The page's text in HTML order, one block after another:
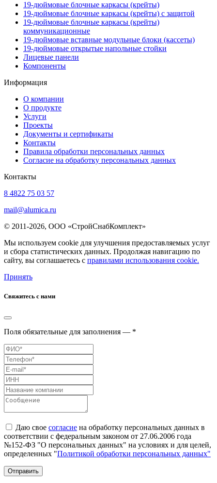
19-дюймовые блочные каркасы (крейты)
19-дюймовые блочные каркасы (крейты) с защитой
19-дюймовые блочные каркасы (крейты)
коммуникационные
19-дюймовые вставные модульные блоки (кассеты)
19-дюймовые открытые напольные стойки
Лицевые панели
Компоненты
Информация
О компании
О продукте
Услуги
Проекты
Документы и сертификаты
Контакты
Правила обработки персональных данных
Согласие на обработку персональных данных
Контакты
8 4822 75 03 57
mail@alumica.ru
© 2011-2026, ООО «СтройСнабКомплект»
Мы используем cookie для улучшения предоставляемых услуг
и сбора статистических данных. Продолжая навигацию по
сайту, вы соглашаетесь с правилами использования cookie.
Принять
Свяжитесь с нами
Поля обязательные для заполнения — *
Даю свое согласие на обработку персональных данных в
соответствии с федеральным законом от 27.06.2006 года
№152-ФЗ "О персональных данных" на условиях и для целей,
определенных "Политикой обработки персональных данных"
Отправить